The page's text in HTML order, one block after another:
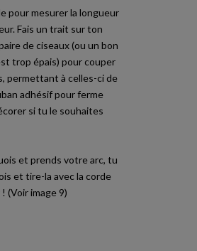
pour mesurer la longueur
Fais un trait sur ton
de ciseaux (ou un bon
trop épais) pour couper
permettant à celles-ci de
adhésif pour ferme
si tu le souhaites
et prends votre arc, tu
et tire-la avec la corde
(Voir image 9)